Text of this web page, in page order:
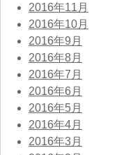
2016年11月
2016年10月
2016年9月
2016年8月
2016年7月
2016年6月
2016年5月
2016年4月
2016年3月